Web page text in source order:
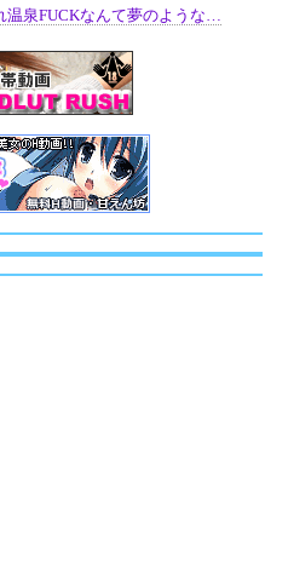
温泉FUCKなんて夢のような…